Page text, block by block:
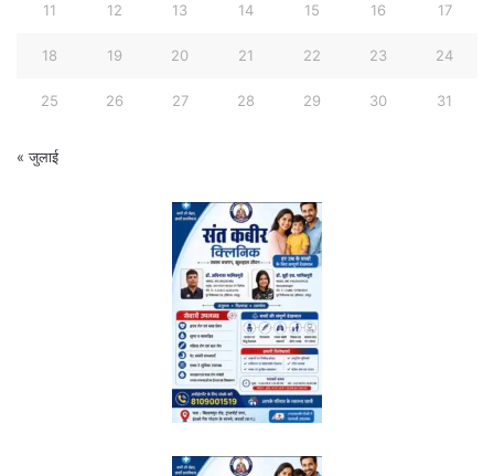
11 12 13 14 15 16 17
18 19 20 21 22 23 24
25 26 27 28 29 30 31
« जुलाई